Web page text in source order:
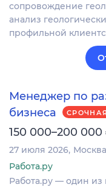
сопровождение
анализ
профильной
Менеджер по
бизнеса
СРОЧНАЯ
150 000–200 000
27 июля 2026 Москва
Работа.ру
Работа.ру — один